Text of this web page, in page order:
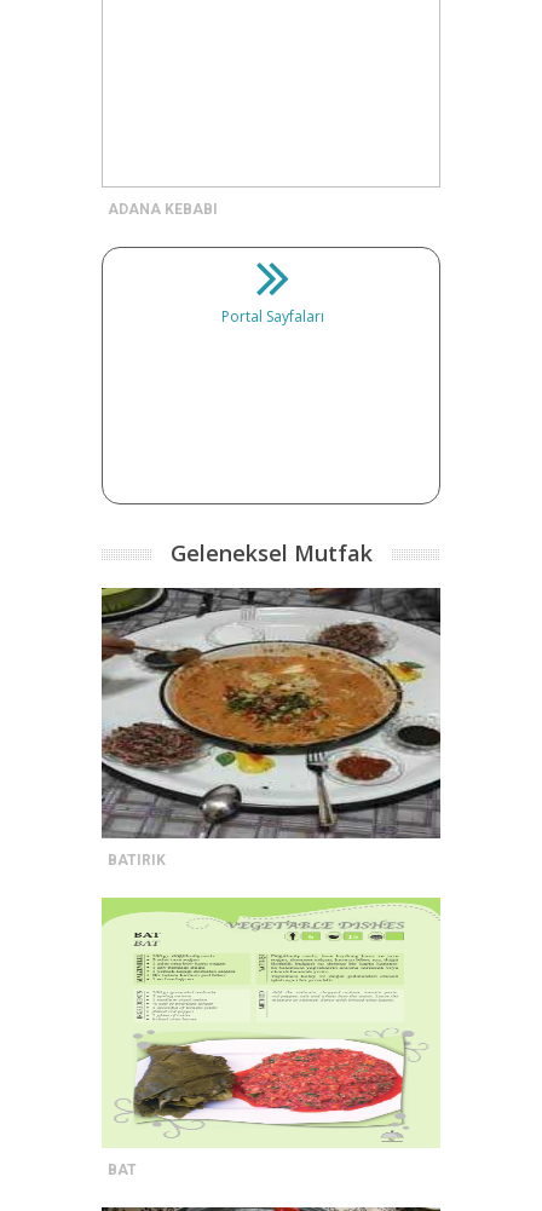
ADANA KEBABI
Portal Sayfaları
Geleneksel Mutfak
BATIRIK
BAT